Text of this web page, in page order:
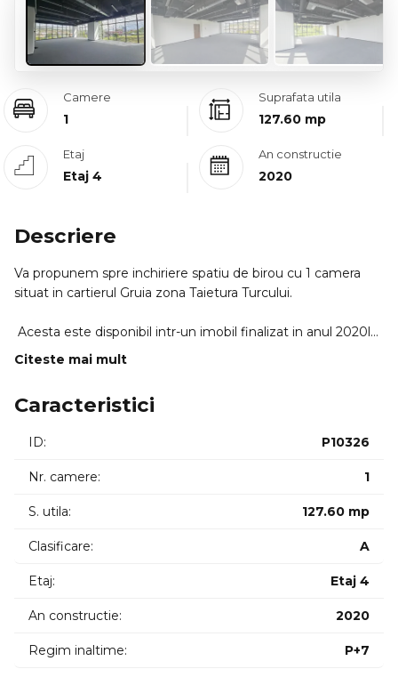
Camere
1
Suprafata utila
127.60 mp
Etaj
Etaj 4
An constructie
2020
Descriere
Va propunem spre inchiriere spatiu de birou cu 1 camera
situat in cartierul Gruia zona Taietura Turcului.
Acesta este disponibil intr-un imobil finalizat in anul 2020la
etajul 4 din 7. Clădire premium de Clasa A care se ridică la
spațiilor de birouri. Cu gândul la viitorii chiriași se pune la
multe necesități și să îmbunătățim atât calitatea vieții cât și
a mediului de lucru.
Beneficii:
- Costuri de închirere cu 30% mai mici decât prețul mediu al
A și a echipamentelor controlate în BMS – Clădire
certificată BREEAM;
Citeste mai mult
Caracteristici
ID: P10326
Nr. camere: 1
S. utila: 127.60 mp
Clasificare: A
Etaj: Etaj 4
An constructie: 2020
Regim inaltime: P+7